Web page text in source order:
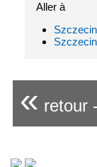
Aller à
« retour